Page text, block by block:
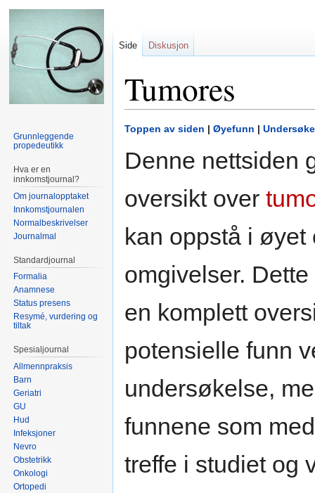
Tumores
Hopp
navigering
Hopp
søk
Toppen av siden | Øyefunn |
Denne nettsiden
oversikt over
kan oppstå i øyet
omgivelser.
en komplett
potensielle funn
undersøkelse,
funnene som
treffe i studiet og
Side Diskusjon
Grunnleggende
propedeutikk
Hva er en
innkomstjournal?
Om journalopptaket
Innkomstjournalen
Normalbeskrivelser
Journalmal
Standardjournal
Formalia
Anamnese
Status presens
Resymé, vurdering og
tiltak
Spesialjournal
Allmennpraksis
Barn
Geriatri
GU
Hud
Infeksjoner
Nevro
Obstetrikk
Onkologi
Ortopedi